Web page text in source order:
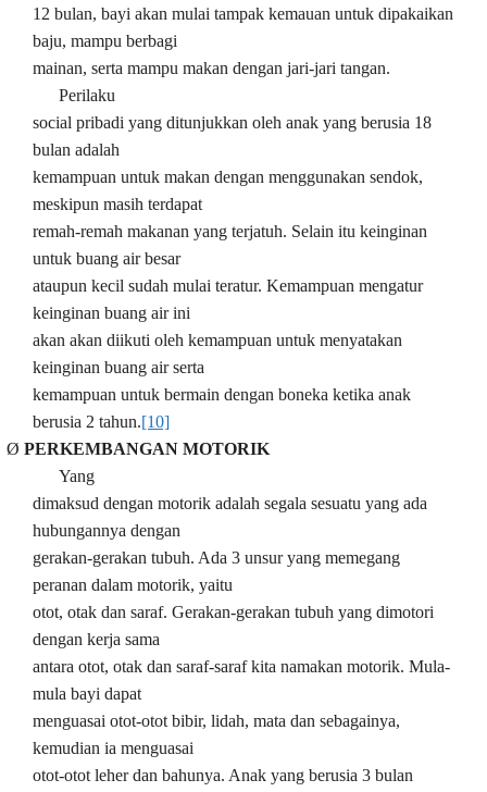
12 bulan, bayi akan mulai tampak kemauan untuk dipakaikan
baju, mampu berbagi
mainan, serta mampu makan dengan jari-jari tangan.
Perilaku
social pribadi yang ditunjukkan oleh anak yang berusia 18
bulan adalah
kemampuan untuk makan dengan menggunakan sendok,
meskipun masih terdapat
remah-remah makanan yang terjatuh. Selain itu keinginan
untuk buang air besar
ataupun kecil sudah mulai teratur. Kemampuan mengatur
keinginan buang air ini
akan akan diikuti oleh kemampuan untuk menyatakan
keinginan buang air serta
kemampuan untuk bermain dengan boneka ketika anak
berusia 2 tahun.[10]
Ø PERKEMBANGAN MOTORIK
Yang
dimaksud dengan motorik adalah segala sesuatu yang ada
hubungannya dengan
gerakan-gerakan tubuh. Ada 3 unsur yang memegang
peranan dalam motorik, yaitu
otot, otak dan saraf. Gerakan-gerakan tubuh yang dimotori
dengan kerja sama
antara otot, otak dan saraf-saraf kita namakan motorik. Mula-
mula bayi dapat
menguasai otot-otot bibir, lidah, mata dan sebagainya,
kemudian ia menguasai
otot-otot leher dan bahunya. Anak yang berusia 3 bulan